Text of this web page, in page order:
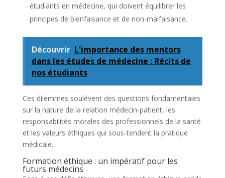
étudiants en médecine, qui doivent équilibrer les
principes de bienfaisance et de non-malfaisance.
Découvrir L'importance des mentors
dans les études de médecine : Récits de
nos étudiants
Ces dilemmes soulèvent des questions fondamentales
sur la nature de la relation médecin-patient, les
responsabilités morales des professionnels de la santé
et les valeurs éthiques qui sous-tendent la pratique
médicale.
Formation éthique : un impératif pour les
futurs médecins